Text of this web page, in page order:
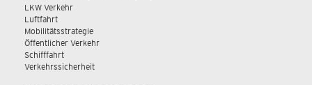
LKW Verkehr
Luftfahrt
Mobilitätsstrategie
Öffentlicher Verkehr
Schifffahrt
Verkehrssicherheit